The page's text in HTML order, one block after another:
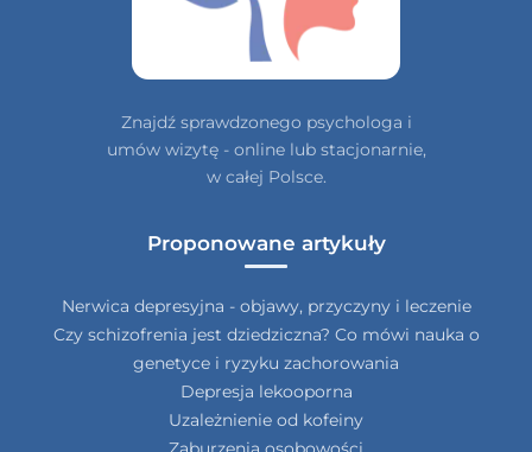
Znajdź sprawdzonego psychologa i
umów wizytę - online lub stacjonarnie,
w całej Polsce.
Proponowane artykuły
Nerwica depresyjna - objawy, przyczyny i leczenie
Czy schizofrenia jest dziedziczna? Co mówi nauka o
genetyce i ryzyku zachorowania
Depresja lekooporna
Uzależnienie od kofeiny